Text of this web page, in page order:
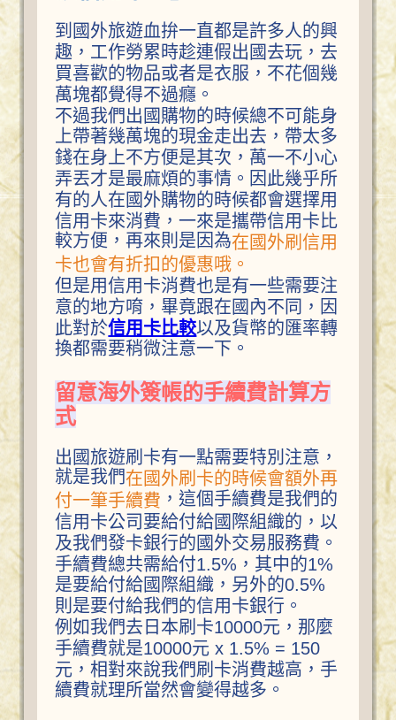
到國外旅遊血拚一直都是許多人的興
趣，工作勞累時趁連假出國去玩，去
買喜歡的物品或者是衣服，不花個幾
萬塊都覺得不過癮。
不過我們出國購物的時候總不可能身
上帶著幾萬塊的現金走出去，帶太多
錢在身上不方便是其次，萬一不小心
弄丟才是最麻煩的事情。因此幾乎所
有的人在國外購物的時候都會選擇用
信用卡來消費，一來是攜帶信用卡比
較方便，再來則是因為在國外刷信用
卡也會有折扣的優惠哦。
但是用信用卡消費也是有一些需要注
意的地方唷，畢竟跟在國內不同，因
此對於信用卡比較以及貨幣的匯率轉
換都需要稍微注意一下。
留意海外簽帳的手續費計算方
式
出國旅遊刷卡有一點需要特別注意，
就是我們在國外刷卡的時候會額外再
付一筆手續費 ，這個手續費是我們的
信用卡公司要給付給國際組織的，以
及我們發卡銀行的國外交易服務費。
手續費總共需給付1.5%，其中的1%
是要給付給國際組織，另外的0.5%
則是要付給我們的信用卡銀行。
例如我們去日本刷卡10000元，那麼
手續費就是10000元 x 1.5% = 150
元，相對來說我們刷卡消費越高，手
續費就理所當然會變得越多。